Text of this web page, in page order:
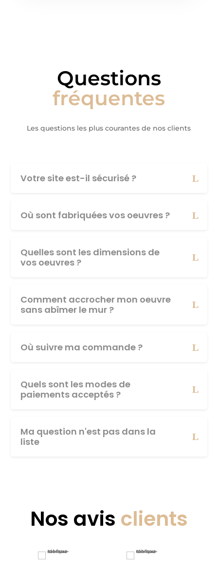
Questions
fréquentes
Les questions les plus courantes de nos clients
Votre site est-il sécurisé ?
Où sont fabriquées vos oeuvres ?
Quelles sont les dimensions de
vos oeuvres ?
Comment accrocher mon oeuvre
sans abîmer le mur ?
Où suivre ma commande ?
Quels sont les modes de
paiements acceptés ?
Ma question n'est pas dans la
liste
Nos avis clients